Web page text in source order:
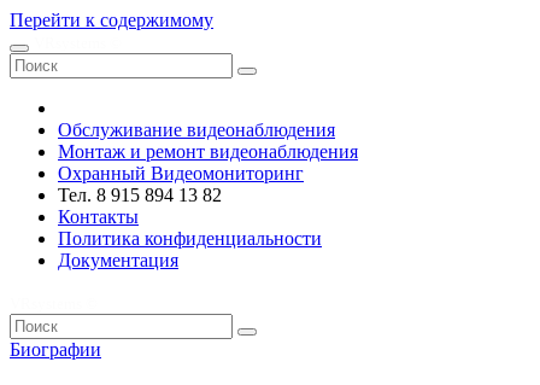
Перейти к содержимому
Обслуживание видеонаблюдения
Монтаж и ремонт видеонаблюдения
Охранный Видеомониторинг
Тел. 8 915 894 13 82
Контакты
Политика конфиденциальности
Документация
Биографии